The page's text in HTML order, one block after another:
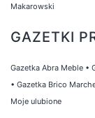
Makarowski
GAZETKI
Gazetka Abra Meble •
• Gazetka Brico
Moje ulubione